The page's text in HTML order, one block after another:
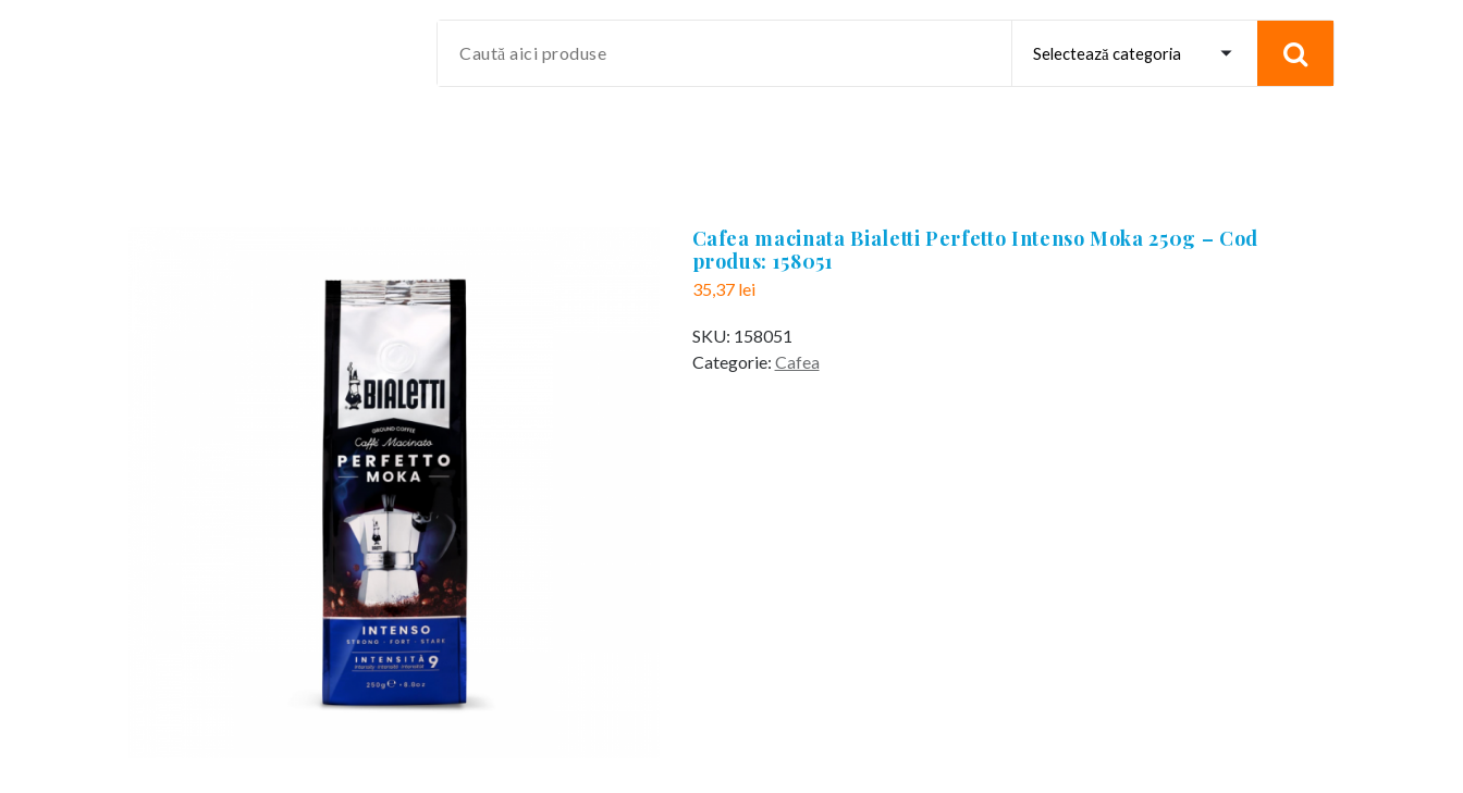
Cafea macinata Bialetti Perfetto Intenso Moka 250g – Cod
produs: 158051
35,37 lei
SKU: 158051
Categorie: Cafea